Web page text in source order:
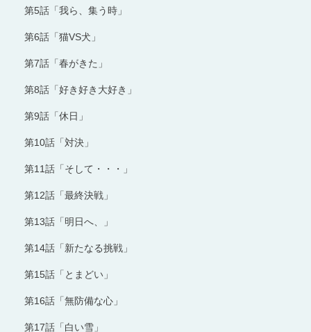
第5話「我ら、集う時」
第6話「猫VS犬」
第7話「春がきた」
第8話「好き好き大好き」
第9話「休日」
第10話「対決」
第11話「そして・・・」
第12話「最終決戦」
第13話「明日へ、」
第14話「新たなる挑戦」
第15話「とまどい」
第16話「無防備な心」
第17話「白い雪」